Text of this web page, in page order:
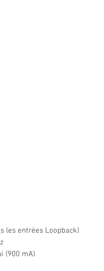
les entrées Loopback)
(900 mA)